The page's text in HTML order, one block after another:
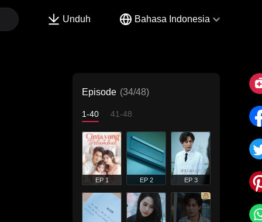
Unduh Bahasa Indonesia
Episode (34/48)
1-40 41-48
EP 1 EP 2 EP 3